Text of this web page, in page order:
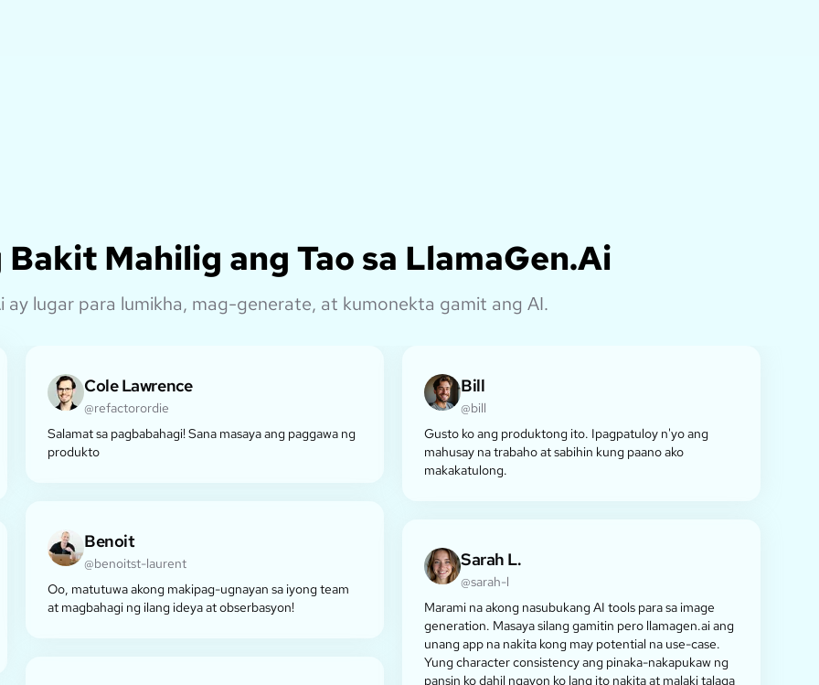
Mahilig ang Tao sa LlamaGen.Ai
ay lugar para lumikha, mag-generate, at kumonekta gamit ang AI.
Cole Lawrence
@refactorordie
Salamat sa pagbabahagi! Sana masaya ang paggawa ng
produkto
Benoit
@benoitst-laurent
Oo, matutuwa akong makipag-ugnayan sa iyong team
at magbahagi ng ilang ideya at obserbasyon!
Bill
@bill
Gusto ko ang produktong ito. Ipagpatuloy n'yo ang
mahusay na trabaho at sabihin kung paano ako
makakatulong.
Sarah L.
@sarah-l
Marami na akong nasubukang AI tools para sa image
generation. Masaya silang gamitin pero llamagen.ai ang
unang app na nakita kong may potential na use-case.
Yung character consistency ang pinaka-nakapukaw ng
pansin ko dahil ngayon ko lang ito nakita at malaki talaga